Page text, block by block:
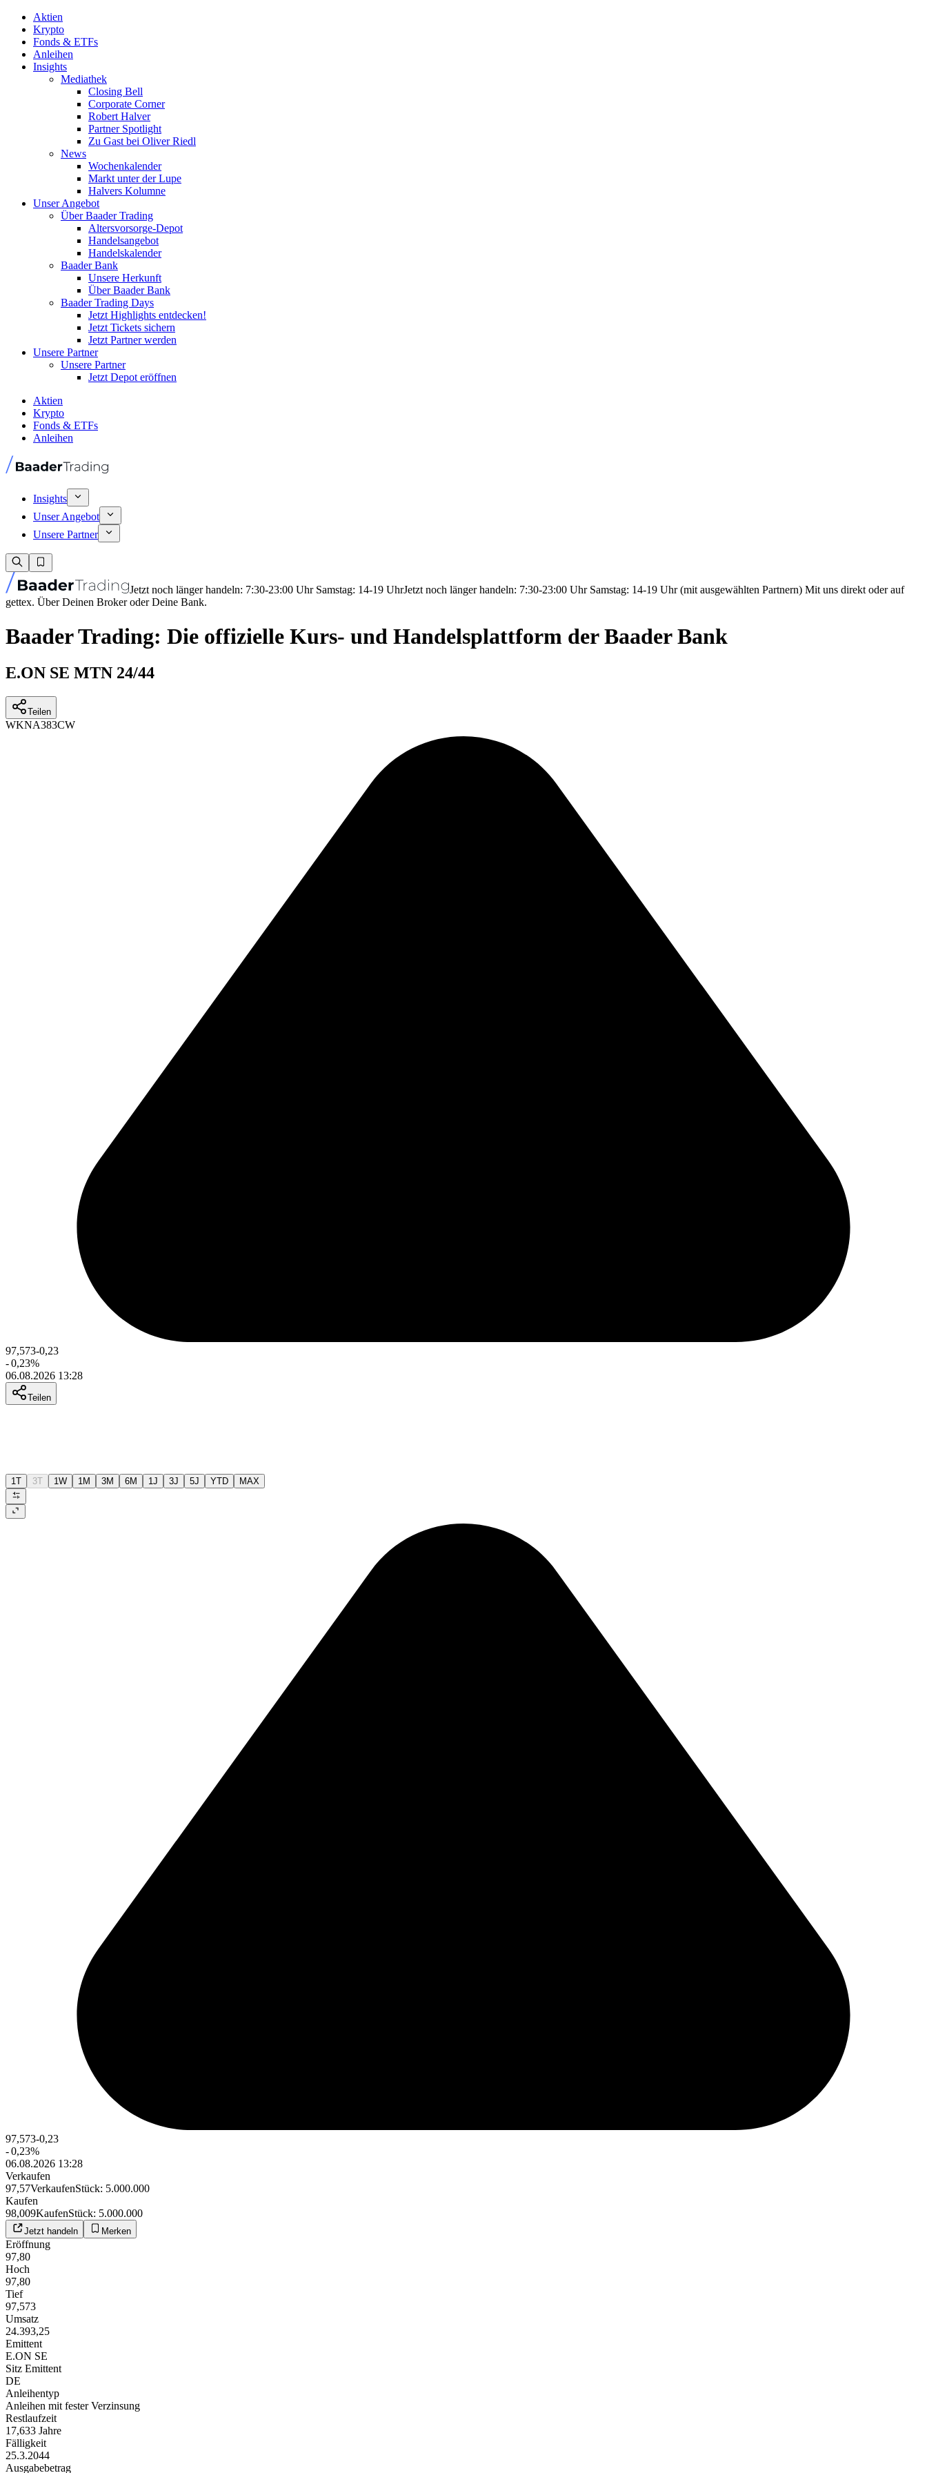
Aktien
Krypto
Fonds & ETFs
Anleihen
Insights
Mediathek
Closing Bell
Corporate Corner
Robert Halver
Partner Spotlight
Zu Gast bei Oliver Riedl
News
Wochenkalender
Markt unter der Lupe
Halvers Kolumne
Unser Angebot
Über Baader Trading
Altersvorsorge-Depot
Handelsangebot
Handelskalender
Baader Bank
Unsere Herkunft
Über Baader Bank
Baader Trading Days
Jetzt Highlights entdecken!
Jetzt Tickets sichern
Jetzt Partner werden
Unsere Partner
Unsere Partner
Jetzt Depot eröffnen
Aktien
Krypto
Fonds & ETFs
Anleihen
Insights
Unser Angebot
Unsere Partner
Jetzt noch länger handeln: 7:30-23:00 Uhr Samstag: 14-19 UhrJetzt noch länger handeln: 7:30-23:00 Uhr Samstag: 14-19 Uhr (mit ausgewählten Partnern) Mit uns direkt oder auf
gettex. Über Deinen Broker oder Deine Bank.
Baader Trading: Die offizielle Kurs- und Handelsplattform der Baader Bank
E.ON SE MTN 24/44
Teilen
WKNA383CW
97,573-0,23
-0,23%
06.08.2026 13:28
Teilen
1T 3T 1W 1M 3M 6M 1J 3J 5J YTD MAX
97,573-0,23
-0,23%
06.08.2026 13:28
Verkaufen
97,57VerkaufenStück: 5.000.000
Kaufen
98,009KaufenStück: 5.000.000
Jetzt handeln Merken
Eröffnung
97,80
Hoch
97,80
Tief
97,573
Umsatz
24.393,25
Emittent
E.ON SE
Sitz Emittent
DE
Anleihentyp
Anleihen mit fester Verzinsung
Restlaufzeit
17,633 Jahre
Fälligkeit
25.3.2044
Ausgabebetrag